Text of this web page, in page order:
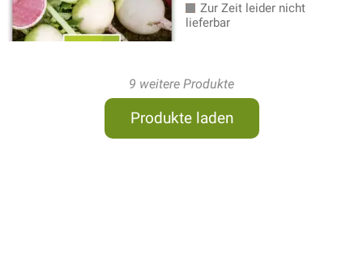
Zur Zeit leider nicht
lieferbar
9 weitere Produkte
Produkte laden